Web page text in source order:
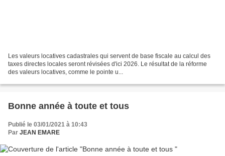
Les valeurs locatives cadastrales qui servent de base fiscale au calcul des
taxes directes locales seront révisées d'ici 2026. Le résultat de la réforme
des valeurs locatives, comme le pointe u...
Bonne année à toute et tous
Publié le 03/01/2021 à 10:43
Par JEAN EMARE